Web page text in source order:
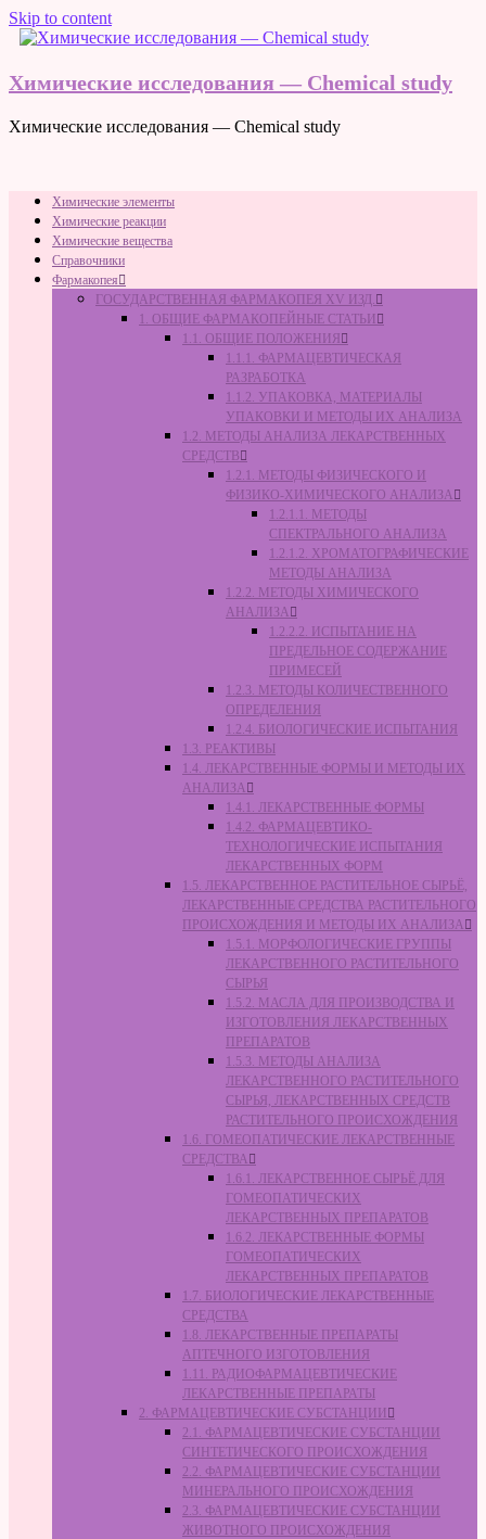
Skip to content
Химические исследования — Chemical study
Химические исследования — Chemical study
Химические элементы
Химические реакции
Химические вещества
Справочники
Фармакопея
ГОСУДАРСТВЕННАЯ ФАРМАКОПЕЯ XV ИЗД.
1. ОБЩИЕ ФАРМАКОПЕЙНЫЕ СТАТЬИ
1.1. ОБЩИЕ ПОЛОЖЕНИЯ
1.1.1. ФАРМАЦЕВТИЧЕСКАЯ
РАЗРАБОТКА
1.1.2. УПАКОВКА, МАТЕРИАЛЫ
УПАКОВКИ И МЕТОДЫ ИХ АНАЛИЗА
1.2. МЕТОДЫ АНАЛИЗА ЛЕКАРСТВЕННЫХ
СРЕДСТВ
1.2.1. МЕТОДЫ ФИЗИЧЕСКОГО И
ФИЗИКО-ХИМИЧЕСКОГО АНАЛИЗА
1.2.1.1. МЕТОДЫ
СПЕКТРАЛЬНОГО АНАЛИЗА
1.2.1.2. ХРОМАТОГРАФИЧЕСКИЕ
МЕТОДЫ АНАЛИЗА
1.2.2. МЕТОДЫ ХИМИЧЕСКОГО
АНАЛИЗА
1.2.2.2. ИСПЫТАНИЕ НА
ПРЕДЕЛЬНОЕ СОДЕРЖАНИЕ
ПРИМЕСЕЙ
1.2.3. МЕТОДЫ КОЛИЧЕСТВЕННОГО
ОПРЕДЕЛЕНИЯ
1.2.4. БИОЛОГИЧЕСКИЕ ИСПЫТАНИЯ
1.3. РЕАКТИВЫ
1.4. ЛЕКАРСТВЕННЫЕ ФОРМЫ И МЕТОДЫ ИХ
АНАЛИЗА
1.4.1. ЛЕКАРСТВЕННЫЕ ФОРМЫ
1.4.2. ФАРМАЦЕВТИКО-
ТЕХНОЛОГИЧЕСКИЕ ИСПЫТАНИЯ
ЛЕКАРСТВЕННЫХ ФОРМ
1.5. ЛЕКАРСТВЕННОЕ РАСТИТЕЛЬНОЕ СЫРЬЁ,
ЛЕКАРСТВЕННЫЕ СРЕДСТВА РАСТИТЕЛЬНОГО
ПРОИСХОЖДЕНИЯ И МЕТОДЫ ИХ АНАЛИЗА
1.5.1. МОРФОЛОГИЧЕСКИЕ ГРУППЫ
ЛЕКАРСТВЕННОГО РАСТИТЕЛЬНОГО
СЫРЬЯ
1.5.2. МАСЛА ДЛЯ ПРОИЗВОДСТВА И
ИЗГОТОВЛЕНИЯ ЛЕКАРСТВЕННЫХ
ПРЕПАРАТОВ
1.5.3. МЕТОДЫ АНАЛИЗА
ЛЕКАРСТВЕННОГО РАСТИТЕЛЬНОГО
СЫРЬЯ, ЛЕКАРСТВЕННЫХ СРЕДСТВ
РАСТИТЕЛЬНОГО ПРОИСХОЖДЕНИЯ
1.6. ГОМЕОПАТИЧЕСКИЕ ЛЕКАРСТВЕННЫЕ
СРЕДСТВА
1.6.1. ЛЕКАРСТВЕННОЕ СЫРЬЁ ДЛЯ
ГОМЕОПАТИЧЕСКИХ
ЛЕКАРСТВЕННЫХ ПРЕПАРАТОВ
1.6.2. ЛЕКАРСТВЕННЫЕ ФОРМЫ
ГОМЕОПАТИЧЕСКИХ
ЛЕКАРСТВЕННЫХ ПРЕПАРАТОВ
1.7. БИОЛОГИЧЕСКИЕ ЛЕКАРСТВЕННЫЕ
СРЕДСТВА
1.8. ЛЕКАРСТВЕННЫЕ ПРЕПАРАТЫ
АПТЕЧНОГО ИЗГОТОВЛЕНИЯ
1.11. РАДИОФАРМАЦЕВТИЧЕСКИЕ
ЛЕКАРСТВЕННЫЕ ПРЕПАРАТЫ
2. ФАРМАЦЕВТИЧЕСКИЕ СУБСТАНЦИИ
2.1. ФАРМАЦЕВТИЧЕСКИЕ СУБСТАНЦИИ
СИНТЕТИЧЕСКОГО ПРОИСХОЖДЕНИЯ
2.2. ФАРМАЦЕВТИЧЕСКИЕ СУБСТАНЦИИ
МИНЕРАЛЬНОГО ПРОИСХОЖДЕНИЯ
2.3. ФАРМАЦЕВТИЧЕСКИЕ СУБСТАНЦИИ
ЖИВОТНОГО ПРОИСХОЖДЕНИЯ